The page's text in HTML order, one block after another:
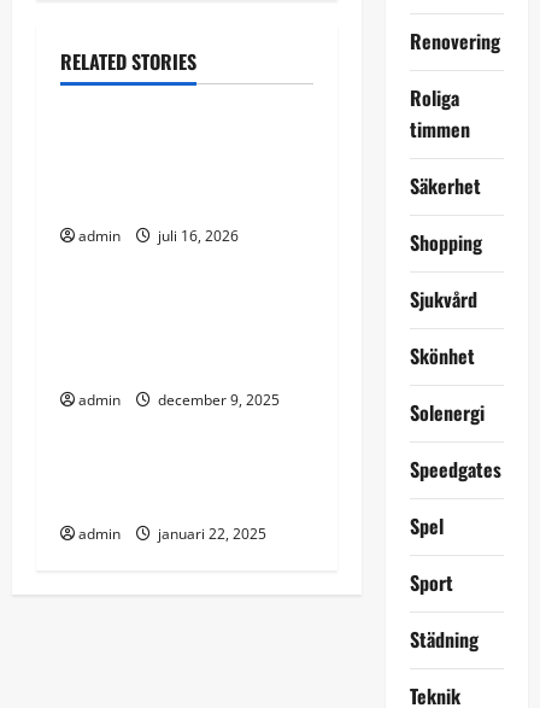
n
i
i
n
RELATED STORIES
Uncategorized
admin juli 16, 2026
Uncategorized
admin december 9, 2025
Uncategorized
admin januari 22, 2025
Renovering
Roliga
timmen
Säkerhet
Shopping
Sjukvård
Skönhet
Solenergi
Speedgates
Spel
Sport
Städning
Teknik